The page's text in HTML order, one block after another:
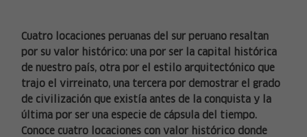
Cuatro locaciones peruanas del sur peruano resaltan
por su valor histórico: una por ser la capital histórica
de nuestro país, otra por el estilo arquitectónico que
trajo el virreinato, una tercera por demostrar el grado
de civilización que existía antes de la conquista y la
última por ser una especie de cápsula del tiempo.
Conoce cuatro locaciones con valor histórico donde